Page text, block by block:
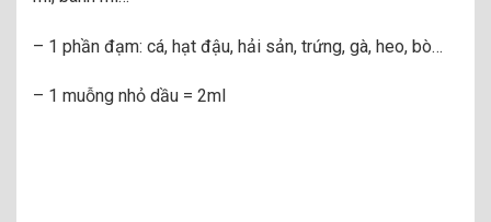
– 1 phần đạm: cá, hạt đậu, hải sản, trứng, gà, heo, bò…
– 1 muỗng nhỏ dầu = 2ml